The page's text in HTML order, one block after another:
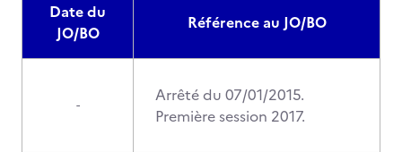
Date du
JO/BO
Référence au JO/BO
-
Arrêté du 07/01/2015.
Première session 2017.